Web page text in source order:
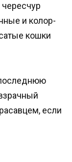
и колор-
кошки
если